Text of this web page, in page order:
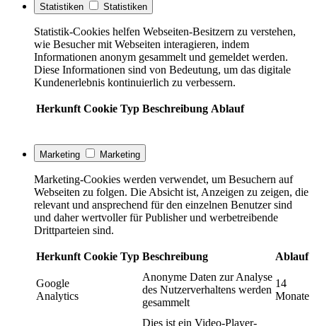
Statistiken Statistiken
Statistik-Cookies helfen Webseiten-Besitzern zu verstehen,
wie Besucher mit Webseiten interagieren, indem
Informationen anonym gesammelt und gemeldet werden.
Diese Informationen sind von Bedeutung, um das digitale
Kundenerlebnis kontinuierlich zu verbessern.
Herkunft Cookie Typ Beschreibung Ablauf
Marketing Marketing
Marketing-Cookies werden verwendet, um Besuchern auf
Webseiten zu folgen. Die Absicht ist, Anzeigen zu zeigen, die
relevant und ansprechend für den einzelnen Benutzer sind
und daher wertvoller für Publisher und werbetreibende
Drittparteien sind.
Herkunft Cookie Typ Beschreibung Ablauf
Google
Analytics
Anonyme Daten zur Analyse
des Nutzerverhaltens werden
gesammelt
14
Monate
Dies ist ein Video-Player-